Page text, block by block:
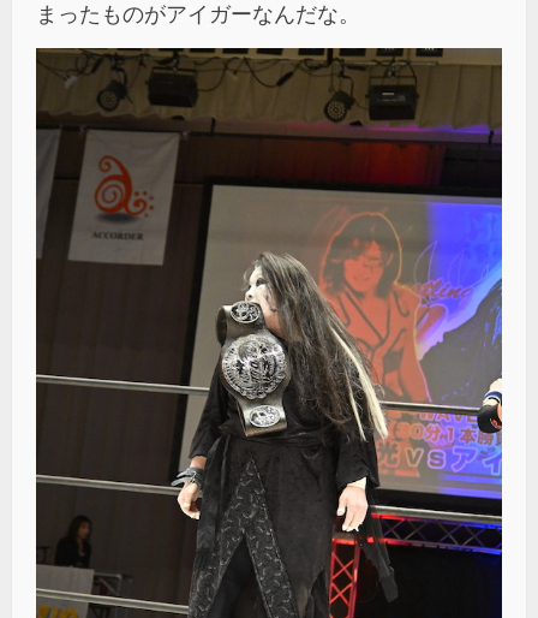
まったものがアイガーなんだな。